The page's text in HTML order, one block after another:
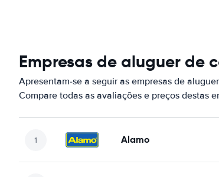
Empresas de aluguer de
Apresentam-se a seguir as empresas de
Compare todas as avaliações e preços destas
Alamo